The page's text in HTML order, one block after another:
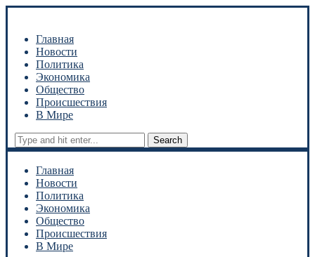
Главная
Новости
Политика
Экономика
Общество
Происшествия
В Мире
Search
Главная
Новости
Политика
Экономика
Общество
Происшествия
В Мире